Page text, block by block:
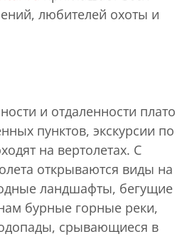
любителей охоты и
и отдаленности плато
пунктов, экскурсии по
на вертолетах. С
открываются виды на
ландшафты, бегущие
бурные горные реки,
срывающиеся в